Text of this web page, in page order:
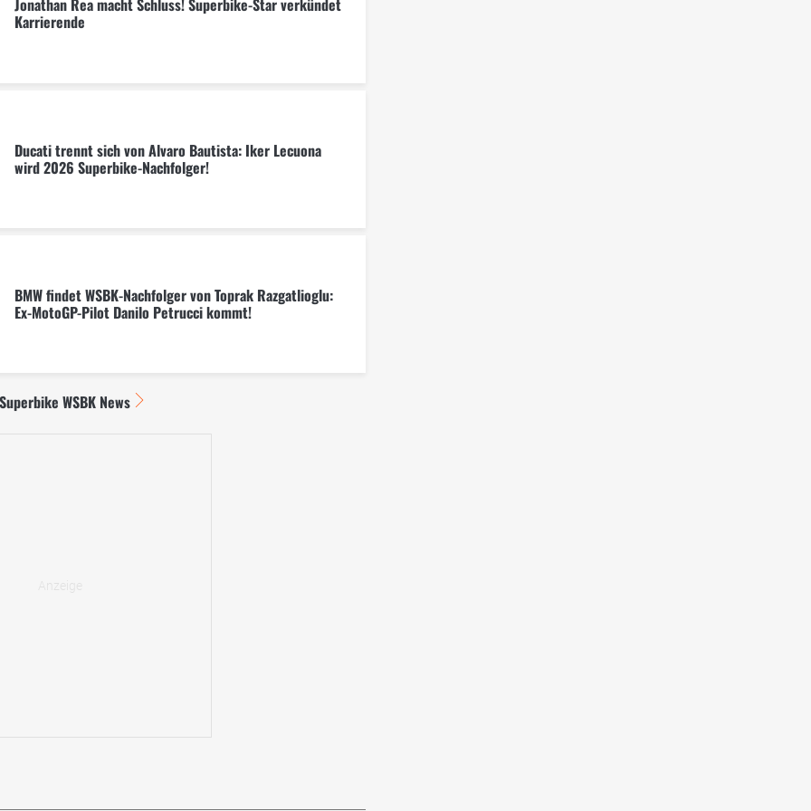
Jonathan Rea macht Schluss! Superbike-Star verkündet
Karrierende
Ducati trennt sich von Alvaro Bautista: Iker Lecuona
wird 2026 Superbike-Nachfolger!
BMW findet WSBK-Nachfolger von Toprak Razgatlioglu:
Ex-MotoGP-Pilot Danilo Petrucci kommt!
WSBK News